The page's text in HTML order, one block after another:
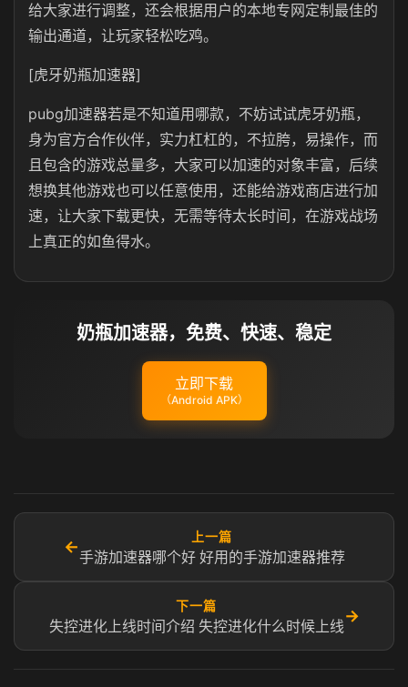
给大家进行调整，还会根据用户的本地专网定制最佳的
输出通道，让玩家轻松吃鸡。
[虎牙奶瓶加速器]
pubg加速器若是不知道用哪款，不妨试试虎牙奶瓶，
身为官方合作伙伴，实力杠杠的，不拉胯，易操作，而
且包含的游戏总量多，大家可以加速的对象丰富，后续
想换其他游戏也可以任意使用，还能给游戏商店进行加
速，让大家下载更快，无需等待太长时间，在游戏战场
上真正的如鱼得水。
奶瓶加速器，免费、快速、稳定
立即下载
（Android APK）
←
上一篇
手游加速器哪个好 好用的手游加速器推荐
下一篇
失控进化上线时间介绍 失控进化什么时候上线
→